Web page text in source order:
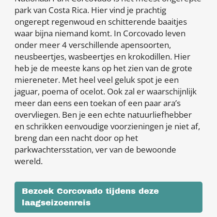
park van Costa Rica. Hier vind je prachtig
ongerept regenwoud en schitterende baaitjes
waar bijna niemand komt. In Corcovado leven
onder meer 4 verschillende apensoorten,
neusbeertjes, wasbeertjes en krokodillen. Hier
heb je de meeste kans op het zien van de grote
miereneter. Met heel veel geluk spot je een
jaguar, poema of ocelot. Ook zal er waarschijnlijk
meer dan eens een toekan of een paar ara’s
overvliegen. Ben je een echte natuurliefhebber
en schrikken eenvoudige voorzieningen je niet af,
breng dan een nacht door op het
parkwachtersstation, ver van de bewoonde
wereld.
Bezoek Corcovado tijdens deze
laagseizoenreis